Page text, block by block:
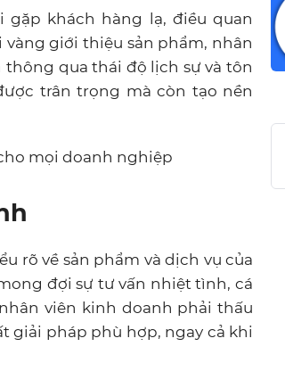
gặp khách hàng lạ, điều quan
giới thiệu sản phẩm, nhân
qua thái độ lịch sự và tôn
trân trọng mà còn tạo nền
mọi doanh nghiệp
rõ về sản phẩm và dịch vụ của
đợi sự tư vấn nhiệt tình, cá
viên kinh doanh phải thấu
giải pháp phù hợp, ngay cả khi